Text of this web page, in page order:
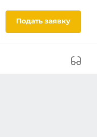
Подать заявку